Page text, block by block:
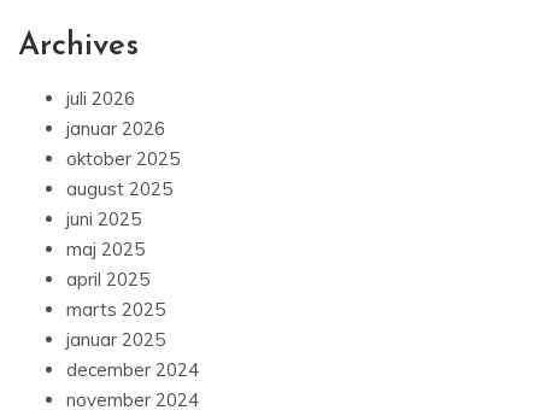
Archives
juli 2026
januar 2026
oktober 2025
august 2025
juni 2025
maj 2025
april 2025
marts 2025
januar 2025
december 2024
november 2024